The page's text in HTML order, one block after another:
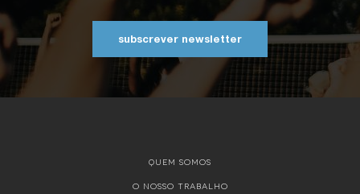
subscrever newsletter
QUEM SOMOS
O NOSSO TRABALHO